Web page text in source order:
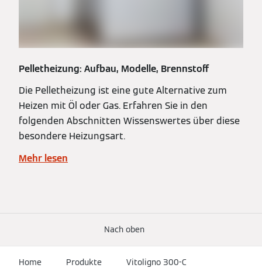
Pelletheizung: Aufbau, Modelle, Brennstoff
Die Pelletheizung ist eine gute Alternative zum
Heizen mit Öl oder Gas. Erfahren Sie in den
folgenden Abschnitten Wissenswertes über diese
besondere Heizungsart.
Mehr lesen
Nach oben
Home Produkte Vitoligno 300-C